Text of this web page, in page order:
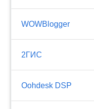
WOWBlogger
2ГИС
Oohdesk DSP